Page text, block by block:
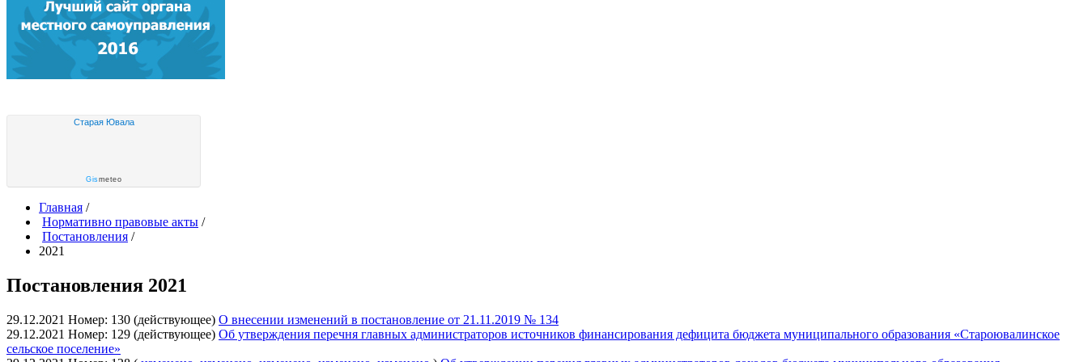
Старая Ювала
Gismeteo
Главная /
Нормативно правовые акты /
Постановления /
2021
Постановления 2021
29.12.2021 Номер: 130 (действующее) О внесении изменений в постановление от 21.11.2019 № 134
29.12.2021 Номер: 129 (действующее) Об утверждения перечня главных администраторов источников финансирования дефицита бюджета муниципального образования «Староювалинское
сельское поселение»